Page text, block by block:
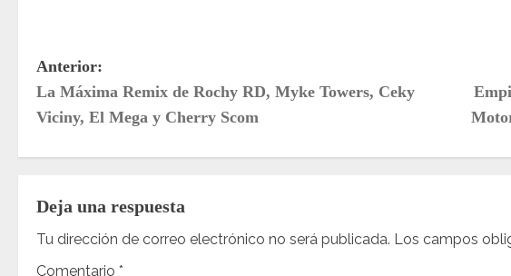
N
a
a
Anterior:
La Máxima Remix de Rochy RD, Myke Towers, Ceky
Viciny, El Mega y Cherry Scom
Deja una respuesta
Tu dirección de correo electrónico no será publicada. Los campos
Comentario *